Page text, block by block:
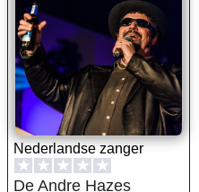
Nederlandse zanger
★ ★ ★ ★ ★
De Andre Hazes